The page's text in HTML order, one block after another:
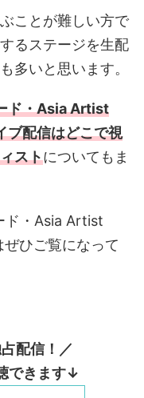
ことが難しい方で
るステージを生配
多いと思います。
ド・Asia Artist
配信はどこで視
ストについてもま
ド・Asia Artist
ひご覧になって
配信！／
できます↓